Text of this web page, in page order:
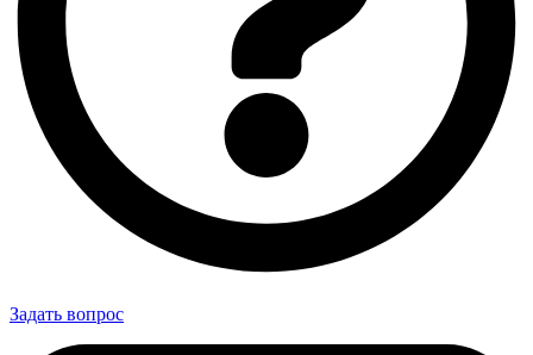
Задать вопрос